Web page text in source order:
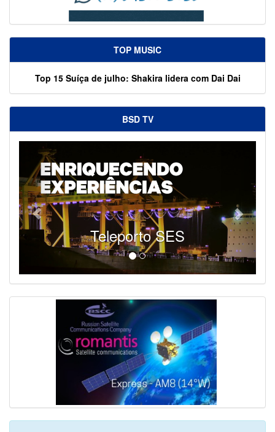
TOP MUSIC
Top 15 Suíça de julho: Shakira lidera com Dai Dai
BSD TV
Teleporto SES